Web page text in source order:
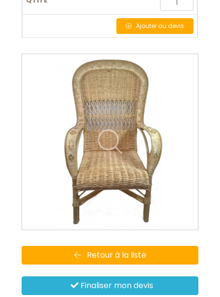
Ajouterau devis
Retour à la liste
Finaliser mon devis